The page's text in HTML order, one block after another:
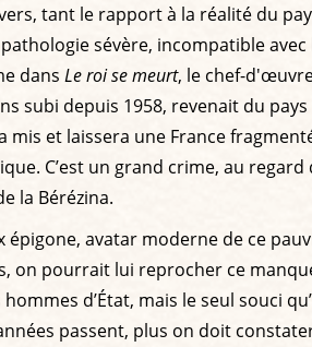
tant le rapport à la réalité du
sévère, incompatible
dans Le roi se meurt, le chef-
depuis 1958, revenait du
mis et laissera une France
C’est un grand crime, au
la Bérézina.
avatar moderne de ce
on pourrait lui reprocher ce
d’État, mais le seul souci
passent, plus on doit